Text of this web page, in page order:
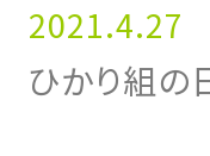
2021.4.27
ひかり組の